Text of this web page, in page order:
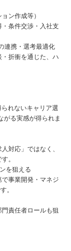
ン作成等）
条件交渉・入社支
連携・選考最適化
折衝を通じた、ハ
れないキャリア選
がる実感が得られま
対応」ではなく、
。
を狙える
事業開発・マネジ
。
責任者ロールも狙